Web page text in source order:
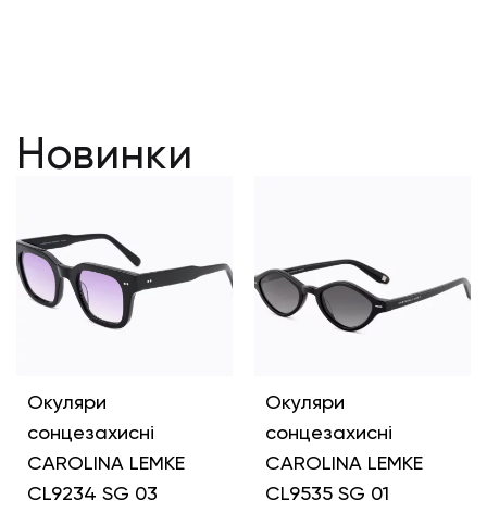
Новинки
Окуляри
сонцезахисні
CAROLINA LEMKE
CL9234 SG 03
Окуляри
сонцезахисні
CAROLINA LEMKE
CL9535 SG 01